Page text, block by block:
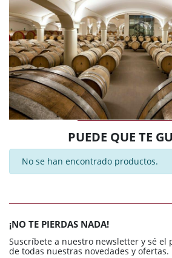
PUEDE QUE TE
No se han encontrado productos.
¡NO TE PIERDAS NADA!
Suscríbete a nuestro newsletter y sé
de todas nuestras novedades y ofertas.